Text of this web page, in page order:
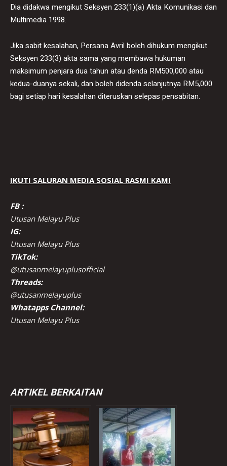
Dia didakwa mengikut Seksyen 233(1)(a) Akta Komunikasi dan
Multimedia 1998.
Jika sabit kesalahan, Persana Avril boleh dihukum mengikut
Seksyen 233(3) akta sama yang membawa hukuman
maksimum penjara dua tahun atau denda RM500,000 atau
kedua-duanya sekali, dan boleh didenda selanjutnya RM5,000
bagi setiap hari kesalahan diteruskan selepas pensabitan.
IKUTI SALURAN MEDIA SOSIAL RASMI KAMI
FB :
Utusan Melayu Plus
IG:
Utusan Melayu Plus
TikTok:
@utusanmelayuplusofficial
Threads:
@utusanmelayuplus
Whatapps Channel:
Utusan Melayu Plus
ARTIKEL BERKAITAN